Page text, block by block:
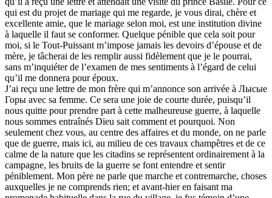
qui est du projet de mariage qui me regarde, je vous dirai, chère et
excellente amie, que le mariage selon moi, est une institution divine
à laquelle il faut se conformer. Quelque pénible que cela soit pour
moi, si le Tout-Puissant m’impose jamais les devoirs d’épouse et de
mère, je tâcherai de les remplir aussi fidèlement que je le pourrai,
sans m’inquiéter de l’examen de mes sentiments à l’égard de celui
qu’il me donnera pour époux.
J’ai reçu une lettre de mon frère qui m’annonce son arrivée à Лысые
Горы avec sa femme. Ce sera une joie de courte durée, puisqu’il
nous quitte pour prendre part à cette malheureuse guerre, à laquelle
nous sommes entraînés Dieu sait comment et pourquoi. Non
seulement chez vous, au centre des affaires et du monde, on ne parle
que de guerre, mais ici, au milieu de ces travaux champêtres et de ce
calme de la nature que les citadins se représentent ordinairement à la
campagne, les bruits de la guerre se font entendre et sentir
péniblement. Mon père ne parle que marche et contremarche, choses
auxquelles je ne comprends rien; et avant-hier en faisant ma